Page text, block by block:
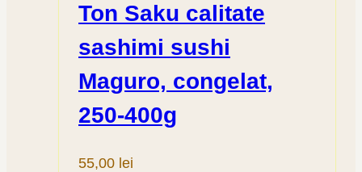
Ton Saku calitate
sashimi sushi
Maguro, congelat,
250-400g
55,00 lei